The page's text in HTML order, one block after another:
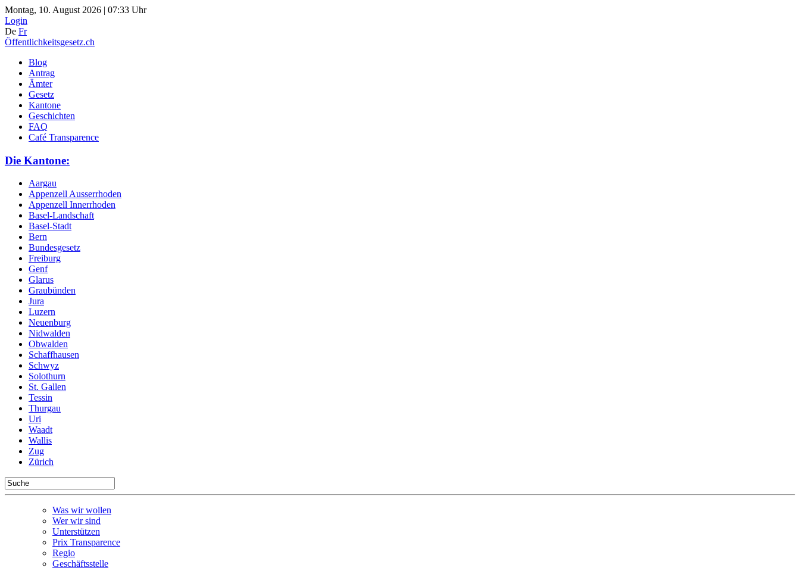
Montag, 10. August 2026 | 07:33 Uhr
Login
De Fr
Öffentlichkeitsgesetz.ch
Blog
Antrag
Ämter
Gesetz
Kantone
Geschichten
FAQ
Café Transparence
Die Kantone:
Aargau
Appenzell Ausserrhoden
Appenzell Innerrhoden
Basel-Landschaft
Basel-Stadt
Bern
Bundesgesetz
Freiburg
Genf
Glarus
Graubünden
Jura
Luzern
Neuenburg
Nidwalden
Obwalden
Schaffhausen
Schwyz
Solothurn
St. Gallen
Tessin
Thurgau
Uri
Waadt
Wallis
Zug
Zürich
Was wir wollen
Wer wir sind
Unterstützen
Prix Transparence
Regio
Geschäftsstelle